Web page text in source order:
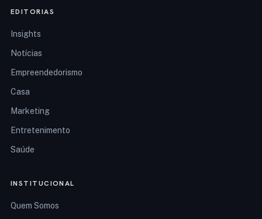
EDITORIAS
Insights
Notícias
Empreendedorismo
Casa
Marketing
Entretenimento
Saúde
INSTITUCIONAL
Quem Somos